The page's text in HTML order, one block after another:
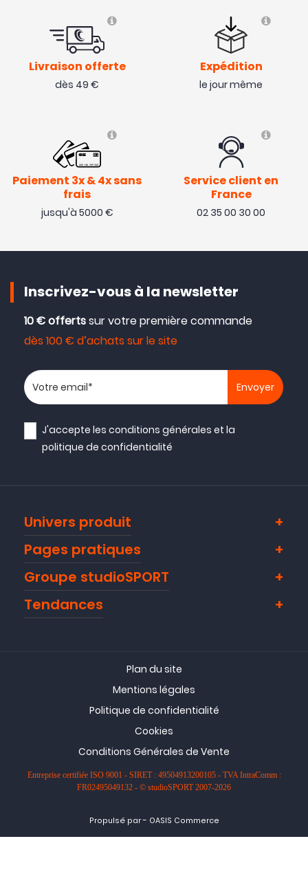
Livraison offerte
dès 49 €
Expédition
le jour même
Paiement 3x & 4x sans
frais
jusqu'à 5000 €
Service client en
France
02 35 00 30 00
Inscrivez-vous à la newsletter
10 € offertssur votre première commande
dès 100 € d’achats sur le site
Votre adresse email
J'accepte lesconditions générales et la
politique de confidentialité
Univers produit
Pages pratiques
Groupe studioSPORT
Tendances
Plan du site
Mentions légales
Politique de confidentialité
Cookies
Conditions Générales de Vente
Entreprise certifiée ISO 9001 - SIRET : 49504913200105 - TVA IntraComm :
FR02495049132 - © studioSPORT 2007-2026
Propulsé par- OASIS Commerce